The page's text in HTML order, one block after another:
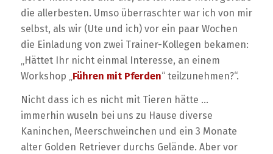
die allerbesten. Umso überraschter war ich von mir
selbst, als wir (Ute und ich) vor ein paar Wochen
die Einladung von zwei Trainer-Kollegen bekamen:
„Hättet Ihr nicht einmal Interesse, an einem
Workshop „ Führen mit Pferden“ teilzunehmen?“.
Nicht dass ich es nicht mit Tieren hätte …
immerhin wuseln bei uns zu Hause diverse
Kaninchen, Meerschweinchen und ein 3 Monate
alter Golden Retriever durchs Gelände. Aber vor